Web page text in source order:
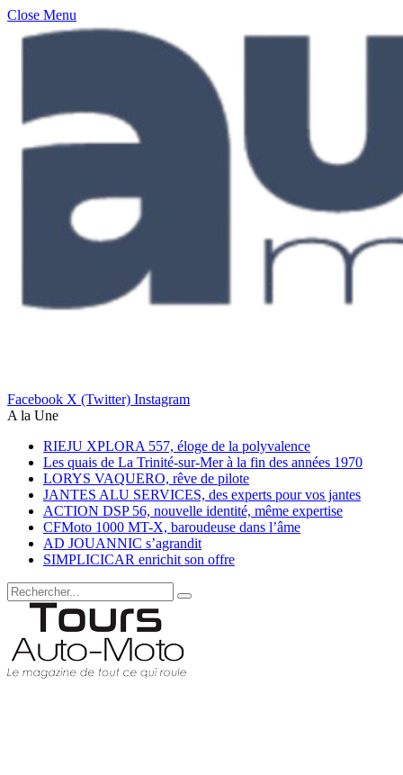
Close Menu
Facebook X (Twitter) Instagram
A la Une
RIEJU XPLORA 557, éloge de la polyvalence
Les quais de La Trinité-sur-Mer à la fin des années 1970
LORYS VAQUERO, rêve de pilote
JANTES ALU SERVICES, des experts pour vos jantes
ACTION DSP 56, nouvelle identité, même expertise
CFMoto 1000 MT-X, baroudeuse dans l’âme
AD JOUANNIC s’agrandit
SIMPLICICAR enrichit son offre